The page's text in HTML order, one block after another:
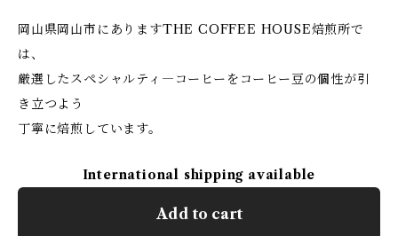
岡山県岡山市にありますTHE COFFEE HOUSE焙煎所で
は、
厳選したスペシャルティ―コーヒーをコーヒー豆の個性が引
き立つよう
丁寧に焙煎しています。
International shipping available
Add to cart